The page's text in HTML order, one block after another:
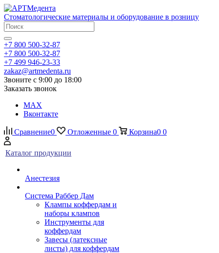
Стоматологические материалы и оборудование в розницу
+7 800 500-32-87
+7 800 500-32-87
+7 499 946-23-33
zakaz@artmedenta.ru
Звоните с 9:00 до 18:00
Заказать звонок
MAX
Вконтакте
Сравнение0 Отложенные 0 Корзина0 0
Каталог продукции
Анестезия
Система Раббер Дам
Клампы коффердам и
наборы клампов
Инструменты для
коффердам
Завесы (латексные
листы) для коффердам